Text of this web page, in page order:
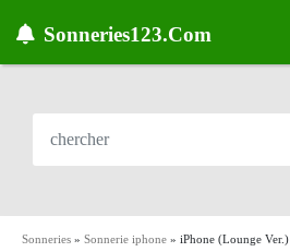
Sonneries123.Com
Sonneries » Sonnerie iphone » iPhone (Lounge Ver.)